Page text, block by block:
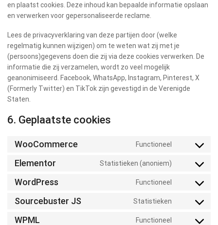
en plaatst cookies. Deze inhoud kan bepaalde informatie opslaan
en verwerken voor gepersonaliseerde reclame.
Lees de privacyverklaring van deze partijen door (welke
regelmatig kunnen wijzigen) om te weten wat zij met je
(persoons)gegevens doen die zij via deze cookies verwerken. De
informatie die zij verzamelen, wordt zo veel mogelijk
geanonimiseerd. Facebook, WhatsApp, Instagram, Pinterest, X
(Formerly Twitter) en TikTok zijn gevestigd in de Verenigde
Staten.
6. Geplaatste cookies
WooCommerce Functioneel
Elementor Statistieken (anoniem)
WordPress Functioneel
Sourcebuster JS Statistieken
WPML Functioneel